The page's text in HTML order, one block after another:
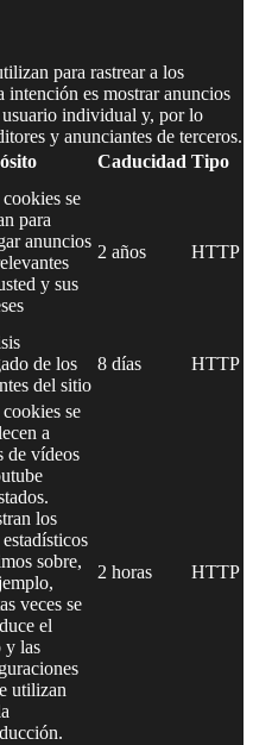
para rastrear a los
es mostrar anuncios
individual y, por lo
y anunciantes de terceros.
Caducidad Tipo
cookies se
para
anuncios
y sus
2 años HTTP
de los
del sitio
8 días HTTP
cookies se
a
de vídeos
los
sobre,
veces se
el
y las
utilizan
2 horas HTTP